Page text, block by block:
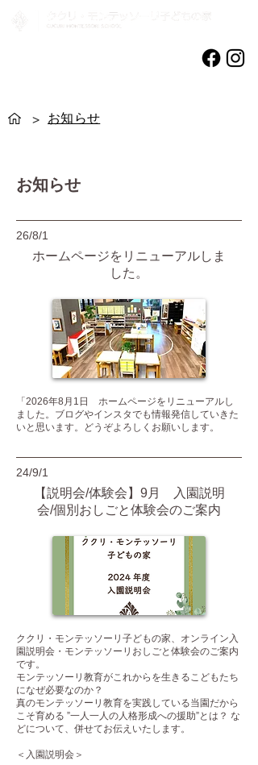
> お知らせ
​お知らせ
26/8/1
ホームページをリニューアルしま
した。
「2026年8月1日 ホームページをリニューアルし
ました。ブログやインスタでも情報発信していきた
いと思います。どうぞよろしくお願いします。
24/9/1
【説明会/体験会】9月 入園説明
会/個別おしごと体験会のご案内
ククリ・モンテッソーリ子どもの家、オンライン入
園説明会・モンテッソーリおしごと体験会のご案内
です。
モンテッソーリ教育がこれからを生きるこどもたち
になぜ必要なのか？
真のモンテッソーリ教育を実践している当園だから
こそ育める ”一人一人の人格形成への援助”とは？ な
どについて、併せてお伝えいたします。
＜入園説明会＞